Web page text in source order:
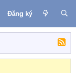
Đăng ký